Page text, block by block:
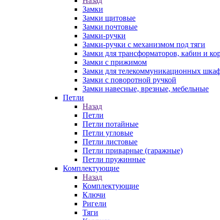
Замки
Замки щитовые
Замки почтовые
Замки-ручки
Замки-ручки с механизмом под тяги
Замки для трансформаторов, кабин и
Замки с прижимом
Замки для телекоммуникационных
Замки с поворотной ручкой
Замки навесные, врезные, мебельные
Петли
Назад
Петли
Петли потайные
Петли угловые
Петли листовые
Петли приварные (гаражные)
Петли пружинные
Комплектующие
Назад
Комплектующие
Ключи
Ригели
Тяги